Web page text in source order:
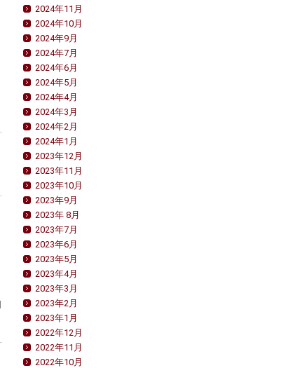
2024年11月
2024年10月
2024年9月
2024年7月
2024年6月
2024年5月
2024年4月
2024年3月
2024年2月
2024年1月
2023年12月
2023年11月
2023年10月
2023年9月
2023年 8月
2023年7月
2023年6月
2023年5月
2023年4月
2023年3月
2023年2月
2023年1月
2022年12月
2022年11月
2022年10月